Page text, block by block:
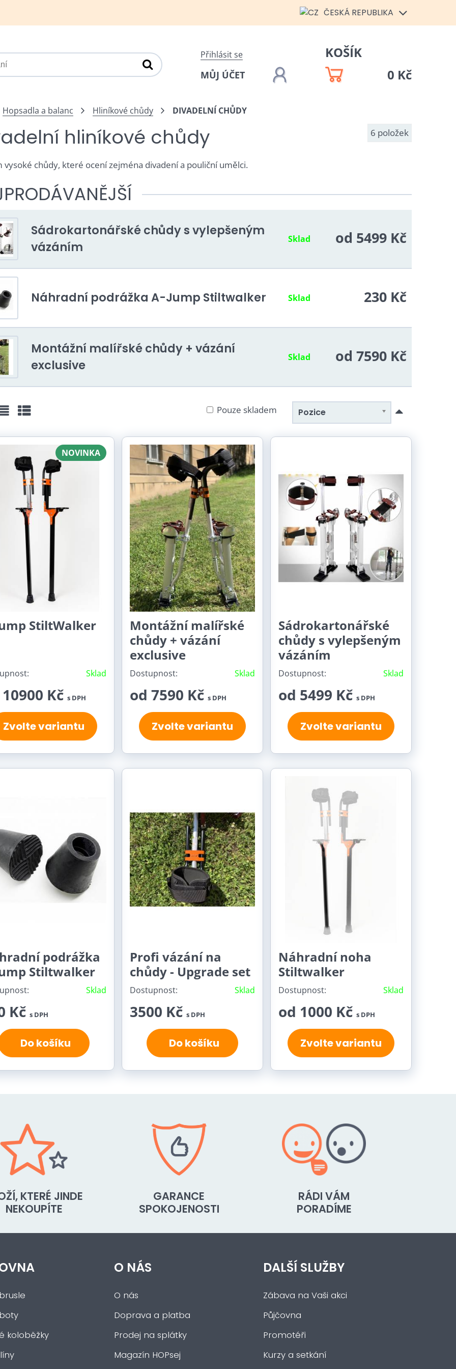
ČESKÁ REPUBLIKA
Přihlásit se
MŮJ ÚČET
KOŠÍK
0 Kč
Hopsadla a balanc Hliníkové chůdy DIVADELNÍ CHŮDY
hliníkové chůdy 6 položek
vysoké chůdy, které ocení zejména divadení a pouliční umělci.
Sádrokartonářské chůdy s vylepšeným
vázáním
Sklad od 5499 Kč
Náhradní podrážka A-Jump Stiltwalker Sklad 230 Kč
Montážní malířské chůdy + vázání
exclusive
Sklad od 7590 Kč
Pozice
Pouze skladem
NOVINKA
StiltWalker
Sklad
Kč s DPH
Zvolte variantu
Montážní malířské
chůdy + vázání
exclusive
Dostupnost: Sklad
od 7590 Kč s DPH
Zvolte variantu
Sádrokartonářské
chůdy s vylepšeným
vázáním
Dostupnost: Sklad
od 5499 Kč s DPH
Zvolte variantu
podrážka
Stiltwalker
Sklad
Kč s DPH
Do košíku
Profi vázání na
chůdy - Upgrade set
Dostupnost: Sklad
3500 Kč s DPH
Do košíku
Náhradní noha
Stiltwalker
Dostupnost: Sklad
od 1000 Kč s DPH
Zvolte variantu
KTERÉ JINDE
NEKOUPÍTE
GARANCE
SPOKOJENOSTI
RÁDI VÁM
PORADÍME
koloběžky
O NÁS
O nás
Doprava a platba
Prodej na splátky
Magazín HOPsej
DALŠÍ SLUŽBY
Zábava na Vaši akci
Půjčovna
Promotéři
Kurzy a setkání